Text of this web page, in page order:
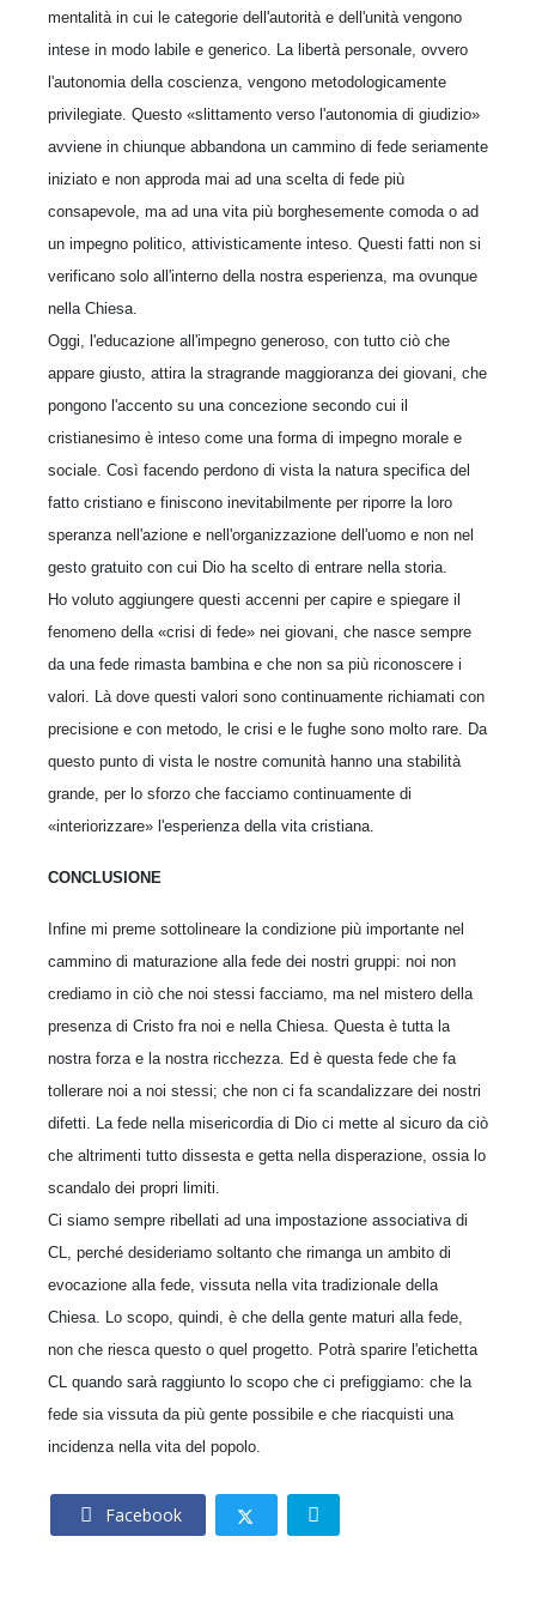
mentalità in cui le categorie dell'autorità e dell'unità vengono
intese in modo labile e generico. La libertà personale, ovvero
l'autonomia della coscienza, vengono metodologicamente
privilegiate. Questo «slittamento verso l'autonomia di giudizio»
avviene in chiunque abbandona un cammino di fede seriamente
iniziato e non approda mai ad una scelta di fede più
consapevole, ma ad una vita più borghesemente comoda o ad
un impegno politico, attivisticamente inteso. Questi fatti non si
verificano solo all'interno della nostra esperienza, ma ovunque
nella Chiesa.
Oggi, l'educazione all'impegno generoso, con tutto ciò che
appare giusto, attira la stragrande maggioranza dei giovani, che
pongono l'accento su una concezione secondo cui il
cristianesimo è inteso come una forma di impegno morale e
sociale. Così facendo perdono di vista la natura specifica del
fatto cristiano e finiscono inevitabilmente per riporre la loro
speranza nell'azione e nell'organizzazione dell'uomo e non nel
gesto gratuito con cui Dio ha scelto di entrare nella storia.
Ho voluto aggiungere questi accenni per capire e spiegare il
fenomeno della «crisi di fede» nei giovani, che nasce sempre
da una fede rimasta bambina e che non sa più riconoscere i
valori. Là dove questi valori sono continuamente richiamati con
precisione e con metodo, le crisi e le fughe sono molto rare. Da
questo punto di vista le nostre comunità hanno una stabilità
grande, per lo sforzo che facciamo continuamente di
«interiorizzare» l'esperienza della vita cristiana.
CONCLUSIONE
Infine mi preme sottolineare la condizione più importante nel
cammino di maturazione alla fede dei nostri gruppi: noi non
crediamo in ciò che noi stessi facciamo, ma nel mistero della
presenza di Cristo fra noi e nella Chiesa. Questa è tutta la
nostra forza e la nostra ricchezza. Ed è questa fede che fa
tollerare noi a noi stessi; che non ci fa scandalizzare dei nostri
difetti. La fede nella misericordia di Dio ci mette al sicuro da ciò
che altrimenti tutto dissesta e getta nella disperazione, ossia lo
scandalo dei propri limiti.
Ci siamo sempre ribellati ad una impostazione associativa di
CL, perché desideriamo soltanto che rimanga un ambito di
evocazione alla fede, vissuta nella vita tradizionale della
Chiesa. Lo scopo, quindi, è che della gente maturi alla fede,
non che riesca questo o quel progetto. Potrà sparire l'etichetta
CL quando sarà raggiunto lo scopo che ci prefiggiamo: che la
fede sia vissuta da più gente possibile e che riacquisti una
incidenza nella vita del popolo.
Facebook